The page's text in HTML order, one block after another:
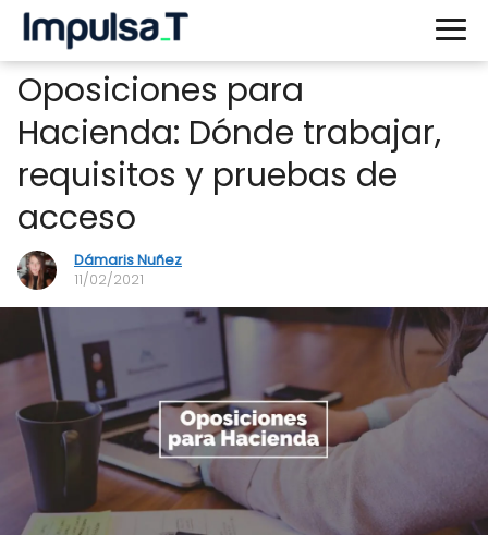
Oposiciones para
Hacienda: Dónde trabajar,
requisitos y pruebas de
acceso
Dámaris Nuñez
11/02/2021